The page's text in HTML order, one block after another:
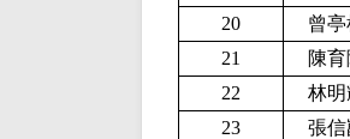
20
曾
21
陳育
22
林明
23
張信